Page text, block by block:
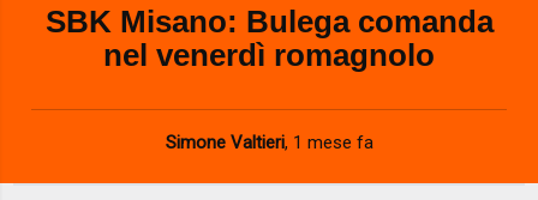
SBK Misano: Bulega comanda
nel venerdì romagnolo
Simone Valtieri, 1 mese fa